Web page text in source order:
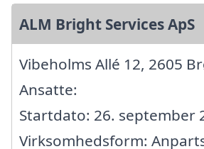
ALM Bright Services ApS
Vibeholms Allé 12, 2605
Ansatte:
Startdato: 26. september
Virksomhedsform: